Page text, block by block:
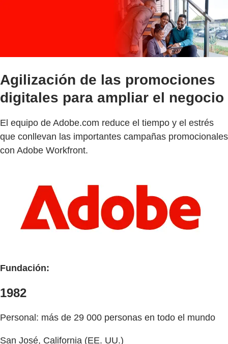
Agilización de las promociones
digitales para ampliar el negocio
El equipo de Adobe.com reduce el tiempo y el estrés
que conllevan las importantes campañas promocionales
con Adobe Workfront.
Fundación:
1982
Personal: más de 29 000 personas en todo el mundo
San José, California (EE. UU.)